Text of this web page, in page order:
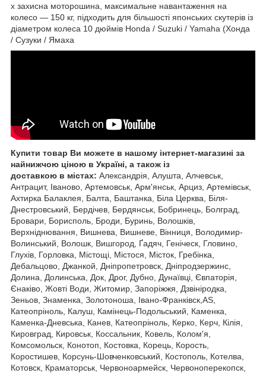
х захисна моторошина, максимальне навантаження на
колесо — 150 кг, підходить для більшості японських скутерів із
діаметром колеса 10 дюймів Honda / Suzuki / Yamaha (Хонда
/ Сузуки / Ямаха
Купити товар Ви можете в нашому інтернет-магазині за
найнижчою ціною в Україні, а також із
доставкою в містах: Александрія, Алушта, Алчевськ,
Антрацит, Іваново, Артемовськ, Арм'янськ, Арциз, Артемівськ,
Ахтирка Балаклея, Балта, Баштанка, Біла Церква, Біля-
Днестровський, Бердічев, Бердянськ, Бобринець, Болград,
Бровари, Борисполь, Броди, Буринь, Волошків,
Верхніднювання, Вишнева, Вишневе, Вінниця, Володимир-
Волинський, Волошк, Вишгород, Ґадяч, Геніческ, Гловино,
Глухів, Горловка, Містощі, Містося, Місток, Гребінка,
Дебальцово, Джанкой, Дніпропетровск, Дніпродзержинс,
Долина, Долинська, Док, Дрог, Дубно, Дунаївці, Євпаторія,
Єнаківо, Жовті Води, Житомир, Запоріжжя, Дзвініродка,
Зеньов, Знаменка, Золотоноша, Івано-Франківск,AS,
Катеопріноль, Калуш, Камінець-Подольський, Каменка,
Каменка-Дневська, Канев, Катеопріноль, Керко, Керч, Кілія,
Кировград, Кировськ, Коссальник, Ковель, Колом'я,
Комсомольск, Конотоп, Костовка, Корець, Корость,
Коростишев, Корсунь-Шовченковський, Костополь, Котелва,
Котовск, Краматорськ, Червоноармейск, Червоноперекопск,